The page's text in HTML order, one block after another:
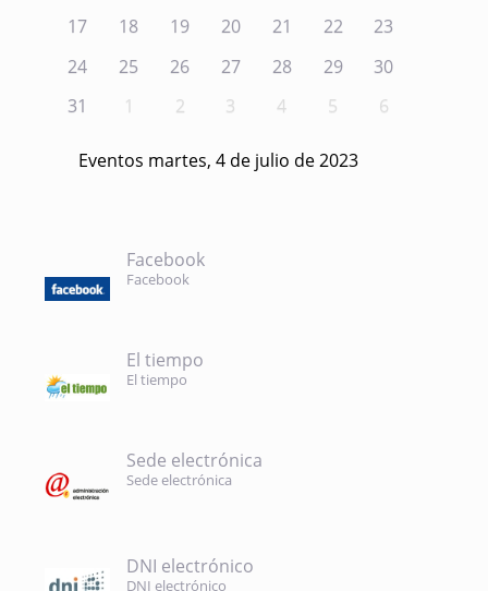
17
18 19 20 21 22
23
24
25 26 27 28 29
30
31
1 2 3 4 5 6
Eventos martes, 4 de julio de 2023
Facebook
Facebook
El tiempo
El tiempo
Sede electrónica
Sede electrónica
DNI electrónico
DNI electrónico